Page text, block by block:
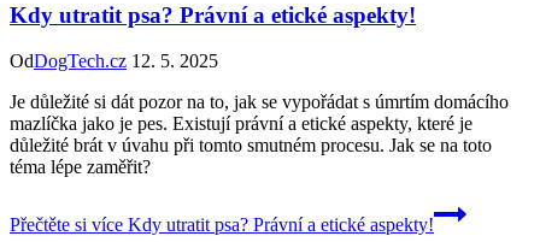
Kdy utratit psa? Právní a etické aspekty!
OdDogTech.cz 12. 5. 2025
Je důležité si dát pozor na to, jak se vypořádat s úmrtím domácího
mazlíčka jako je pes. Existují právní a etické aspekty, které je
důležité brát v úvahu při tomto smutném procesu. Jak se na toto
téma lépe zaměřit?
Přečtěte si více Kdy utratit psa? Právní a etické aspekty!